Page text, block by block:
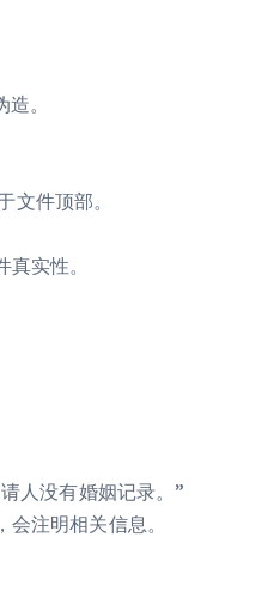
。
文件顶部。
实性。
人没有婚姻记录。”
注明相关信息。